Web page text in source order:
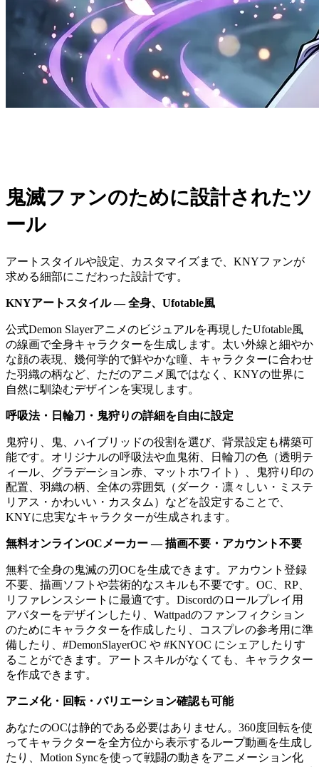
鬼滅ファンのために設計されたツ
ール
アートスタイルや設定、カスタマイズまで、KNYファンが
求める細部にこだわった設計です。
KNYアートスタイル — 全身、Ufotable風
公式Demon Slayerアニメのビジュアルを再現したUfotable風
の線画で全身キャラクターを生成します。太い外線と細やか
な顔の表現、幾何学的で鮮やかな瞳、キャラクターに合わせ
た羽織の柄など、ただのアニメ風ではなく、KNYの世界に
自然に馴染むデザインを実現します。
呼吸法・日輪刀・鬼狩りの詳細を自由に設定
鬼狩り、鬼、ハイブリッドの役割を選び、背景設定も構築可
能です。オリジナルの呼吸法や血鬼術、日輪刀の色（透明テ
ィール、グラデーション赤、マットホワイト）、鬼狩り印の
配置、羽織の柄、全体の雰囲気（ダーク・凛々しい・ミステ
リアス・かわいい・カスタム）などを設定することで、
KNYに忠実なキャラクターが生成されます。
無料オンラインOCメーカー — 描画不要・アカウント不要
無料で全身の鬼滅の刃OCを生成できます。アカウント登録
不要、描画ソフトや芸術的なスキルも不要です。OC、RP、
リファレンスシートに最適です。Discordのロールプレイ用
アバターをデザインしたり、Wattpadのファンフィクション
のためにキャラクターを作成したり、コスプレの参考用に準
備したり、#DemonSlayerOC や #KNYOC にシェアしたりす
ることができます。アートスキルがなくても、キャラクター
を作成できます。
アニメ化・回転・バリエーション確認も可能
あなたのOCは静的である必要はありません。360度回転を使
ってキャラクターを全方位から表示するループ動画を生成し
たり、Motion Syncを使って戦闘の動きをアニメーション化